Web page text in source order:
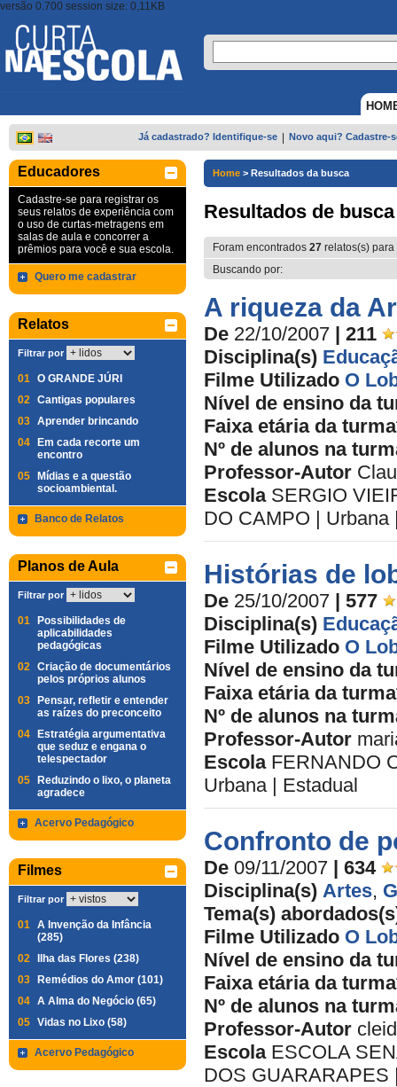
versão 0.700 session size: 0,11KB
Já cadastrado? Identifique-se Novo aqui? Cadastre-
Educadores
Cadastre-se para registrar os
seus relatos de experiência com
o uso de curtas-metragens em
salas de aula e concorrer a
prêmios para você e sua escola.
Quero me cadastrar
Relatos
Filtrar por
01 O GRANDE JÚRI
02 Cantigas populares
03 Aprender brincando
04
Em cada recorte um
encontro
05
Mídias e a questão
socioambiental.
Banco de Relatos
Planos de Aula
Filtrar por
01
Possibilidades de
aplicabilidades
pedagógicas
02 Criação de documentários
pelos próprios alunos
03
Pensar, refletir e entender
as raízes do preconceito
04
Estratégia argumentativa
que seduz e engana o
telespectador
05
Reduzindo o lixo, o planeta
agradece
Acervo Pedagógico
Filmes
Filtrar por
01 A Invenção da Infância
(285)
02
Ilha das Flores (238)
03
Remédios do Amor (101)
04 A Alma do Negócio (65)
05 Vidas no Lixo (58)
Acervo Pedagógico
Home > Resultados da busca
Resultados de busca
Foram encontrados 27 relatos(s)
Buscando por:
A riqueza da
De 22/10/2007 | 211
Disciplina(s)
Filme Utilizado O
Nível de ensino da
Faixa etária da
Nº de alunos na
Professor-Autor
Escola SERGIO
DO CAMPO | Urbana
Histórias de
De 25/10/2007 | 577
Disciplina(s)
Filme Utilizado O
Nível de ensino da
Faixa etária da
Nº de alunos na
Professor-Autor
Escola FERNANDO
Urbana | Estadual
Confronto de
De 09/11/2007 | 634
Disciplina(s) Artes,
Tema(s)
Filme Utilizado O
Nível de ensino da
Faixa etária da
Nº de alunos na
Professor-Autor
Escola ESCOLA
DOS GUARARAPES